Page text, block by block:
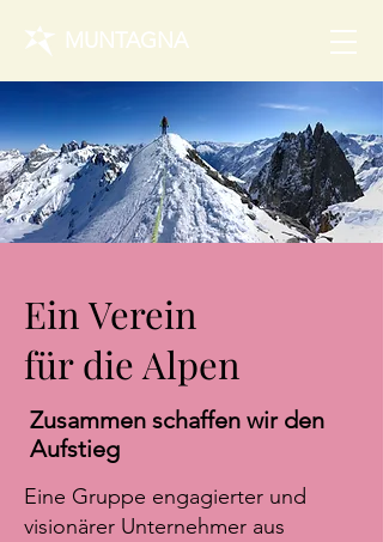
MUNTAGNA
Ein Verein
für die Alpen
Zusammen schaffen wir den
Aufstieg
Eine Gruppe engagierter und
visionärer Unternehmer aus